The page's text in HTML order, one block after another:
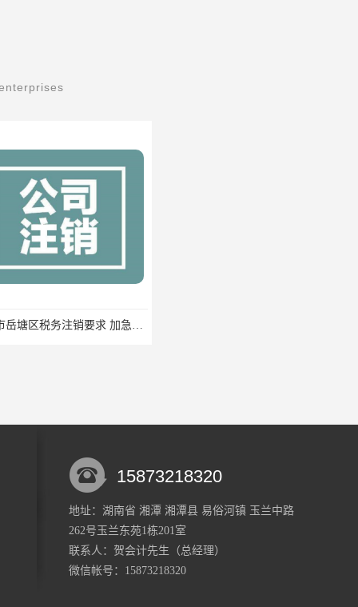
湘潭市岳塘区税务注销要求 加急办理
湘潭市雨湖区快速税务注销 一般纳税人税务申报 一站式服务
15873218320
地址：湖南省 湘潭 湘潭县 易俗河镇 玉兰中路
262号玉兰东苑1栋201室
联系人：贺会计先生 （总经理）
微信帐号：15873218320